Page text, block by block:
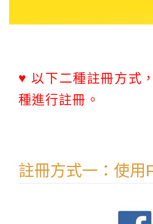
♥ 以下二種註冊方式
種進行註冊。
註冊方式一：使用